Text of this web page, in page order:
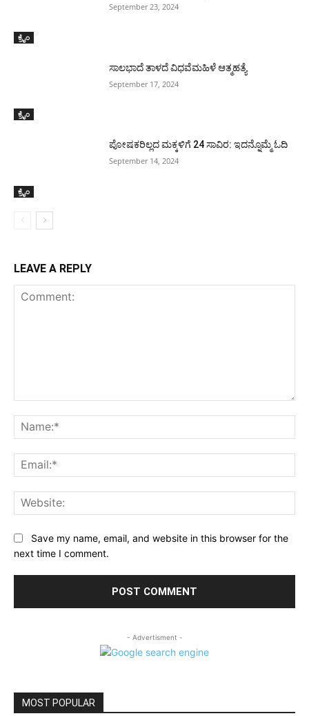
ಕ್ರೈಂ
September 23, 2024
ಕ್ರೈಂ
ಸಾಲಭಾದೆ ತಾಳದೆ ವಿಧವೆಮಹಿಳೆ ಆತ್ಮಹತ್ಯೆ
September 17, 2024
ಕ್ರೈಂ
ಪೋಷಕರಿಲ್ಲದ‌ ಮಕ್ಕಳಿಗೆ 24 ಸಾವಿರ: ಇದನ್ನೊಮ್ಮೆ‌ ಓದಿ
September 14, 2024
LEAVE A REPLY
Save my name, email, and website in this browser for the
next time I comment.
- Advertisment -
MOST POPULAR